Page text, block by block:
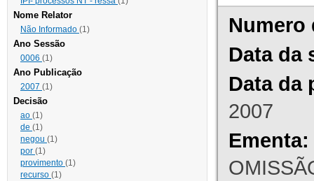
Nome Relator
Não Informado (1)
Ano Sessão
0006 (1)
Ano Publicação
2007 (1)
Decisão
ao (1)
de (1)
negou (1)
por (1)
provimento (1)
recurso (1)
Numero
Data da
Data da
2007
Ementa: